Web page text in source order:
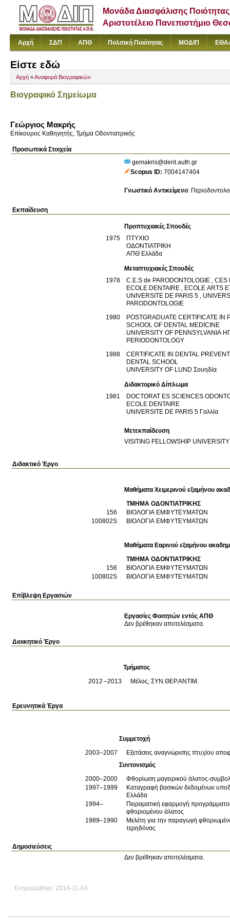
Μονάδα Διασφάλισης Ποιότητας
Αριστοτέλειο Πανεπιστήμιο
Αρχή ΣΔΠ ΑΠΘ Πολιτική Ποιότητας ΜΟΔΙΠ
Είστε εδώ
Αρχή »Αναφορά Βιογραφικών
Βιογραφικό Σημείωμα
Γεώργιος Μακρής
Επίκουρος Καθηγητής, Τμήμα Οδοντιατρικής
Προσωπικά Στοιχεία
gemakris@dent.auth.gr
Scopus ID 7004147404
Γνωστικό Αντικείμενο:
Εκπαίδευση
Προπτυχιακές Σπουδές
1975
ΠΤΥΧΙΟ
ΟΔΟΝΤΙΑΤΡΙΚΗ
ΑΠΘ Ελλάδα
Μεταπτυχιακές Σπουδές
1978
C.E.S de PARODONTOLOGIE ,
ECOLE DENTAIRE , ECOLE ARTS
UNIVERSITE DE PARIS 5 ,
PARODONTOLOGIE
1980
POSTGRADUATE CERTIFICATE IN
SCHOOL OF DENTAL MEDICINE
UNIVERSITY OF PENNSYLVANIA
PERIODONTOLOGY
1988
CERTIFICATE IN DENTAL
DENTAL SCHOOL
UNIVERSITY OF LUND Σουηδία
Διδακτορικό Δίπλωμα
1981
DOCTORAT ES SCIENCES
ECOLE DENTAIRE
UNIVERSITE DE PARIS 5 Γαλλία
Μετεκπαίδευση
VISITING FELLOWSHIP
Διδακτικό Έργο
Μαθήματα Χειμερινού εξαμήνου
ΤΜΗΜΑ ΟΔΟΝΤΙΑΤΡΙΚΗΣ
156
ΒΙΟΛΟΓΙΑ ΕΜΦΥΤΕΥΜΑΤΩΝ
100802S
ΒΙΟΛΟΓΙΑ ΕΜΦΥΤΕΥΜΑΤΩΝ
Μαθήματα Εαρινού εξαμήνου
ΤΜΗΜΑ ΟΔΟΝΤΙΑΤΡΙΚΗΣ
156
ΒΙΟΛΟΓΙΑ ΕΜΦΥΤΕΥΜΑΤΩΝ
100802S
ΒΙΟΛΟΓΙΑ ΕΜΦΥΤΕΥΜΑΤΩΝ
Επίβλεψη Εργασιών
Εργασίες Φοιτητών εντός ΑΠΘ
Δεν βρέθηκαν αποτελέσματα.
Διοικητικό Έργο
Τμήματος
2012
2013 Μέλος, ΣΥΝ.ΘΕΡ.ΑΝΤΙΜ.
Ερευνητικά Έργα
Συμμετοχή
2003–2007
Εξετάσεις αναγνώρισης πτυχίου
Συντονισμός
2000–2000
Φθορίωση μαγειρικού άλατος-
1997–1999
Καταγραφή βασικών δεδομένων
Ελλάδα
1994–
Πειραματική εφαρμογή
φθοριομένου άλατος
1989–1990
Μελέτη για την παραγωγή
τερηδόνας
Δημοσιεύσεις
Δεν βρέθηκαν αποτελέσματα.
Ενημερώθηκε: 2018-11-04